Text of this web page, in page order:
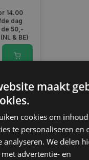
14.00
dag
50,-
& BE)
1
maakt
cookies om
te personaliseren en
analyseren. We delen
met advertentie- en